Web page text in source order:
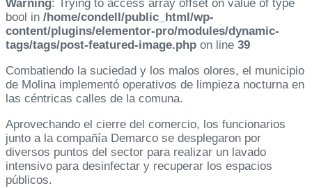
Warning: Trying to access array offset on value of type
bool in /home/condell/public_html/wp-
content/plugins/elementor-pro/modules/dynamic-
tags/tags/post-featured-image.php on line 39
Combatiendo la suciedad y los malos olores, el municipio
de Molina implementó operativos de limpieza nocturna en
las céntricas calles de la comuna.
Aprovechando el cierre del comercio, los funcionarios
junto a la compañía Demarco se desplegaron por
diversos puntos del sector para realizar un lavado
intensivo para desinfectar y recuperar los espacios
públicos.